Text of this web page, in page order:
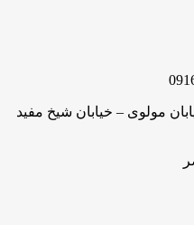
مولوی – خیابان شیخ مفید